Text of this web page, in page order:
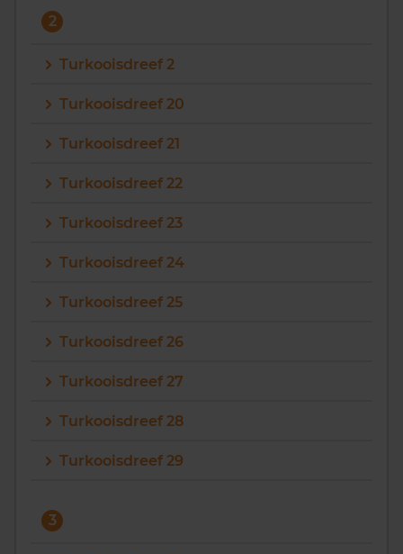
2
Turkooisdreef 2
Turkooisdreef 20
Turkooisdreef 21
Turkooisdreef 22
Turkooisdreef 23
Turkooisdreef 24
Turkooisdreef 25
Turkooisdreef 26
Turkooisdreef 27
Turkooisdreef 28
Turkooisdreef 29
3